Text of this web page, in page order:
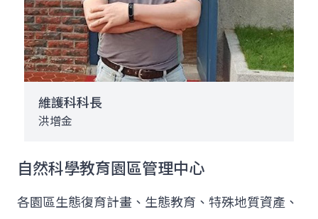
維護科科長
洪增金
自然科學教育園區管理中心
各園區生態復育計畫、生態教育、特殊地質資產、